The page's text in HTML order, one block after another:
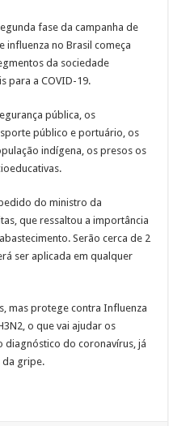
fase da campanha de
influenza no Brasil começa
da sociedade
para a COVID-19.
pública, os
público e portuário, os
indígena, os presos os
do ministro da
que ressaltou a importância
Serão cerca de 2
ser aplicada em qualquer
mas protege contra Influenza
o que vai ajudar os
diagnóstico do coronavírus, já
da gripe.